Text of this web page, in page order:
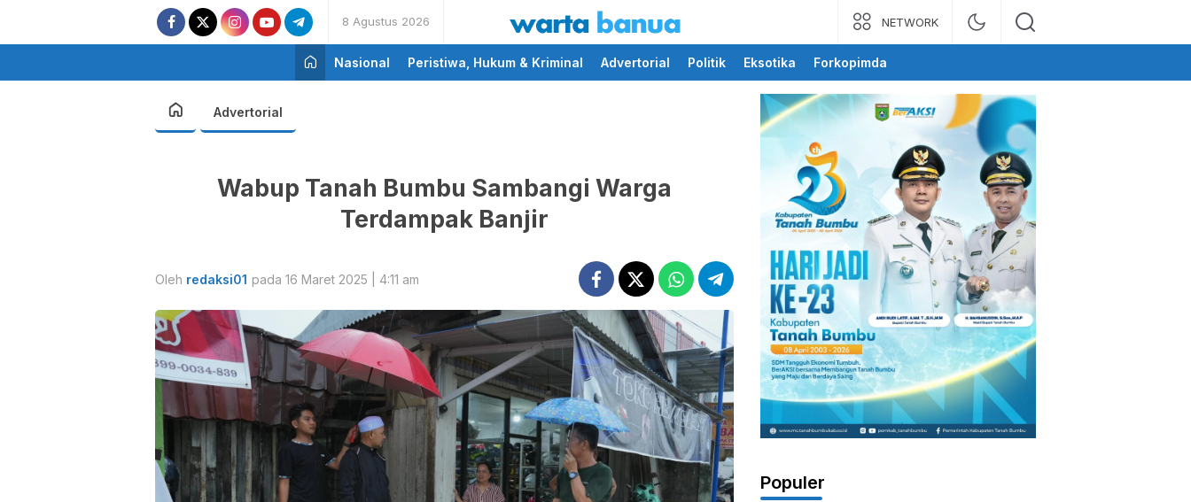
8 Agustus 2026
wartabanua.com
memberikan informasi
yang cerdas dan fakta
NETWORK
Nasional Peristiwa, Hukum & Kriminal Advertorial Politik Eksotika Forkopimda
Advertorial
Wabup Tanah Bumbu Sambangi Warga
Terdampak Banjir
Oleh redaksi01 pada 16 Maret 2025 | 4:11 am
Populer